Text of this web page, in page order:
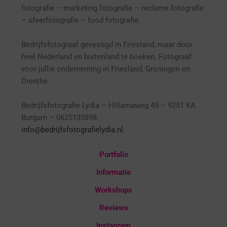
fotografie – marketing fotografie – reclame fotografie
– sfeerfotografie – food fotografie.
Bedrijfsfotograaf gevestigd in Friesland, maar door
heel Nederland en buitenland te boeken. Fotograaf
voor jullie onderneming in Friesland, Groningen en
Drenthe.
Bedrijfsfotografie Lydia – Hillamaweg 45 – 9251 KA
Burgum – 0625135898
info@bedrijfsfotografielydia.nl
Portfolio
Informatie
Workshops
Reviews